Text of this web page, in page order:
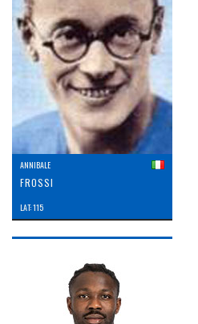
ANNIBALE
FROSSI
LAT: 115